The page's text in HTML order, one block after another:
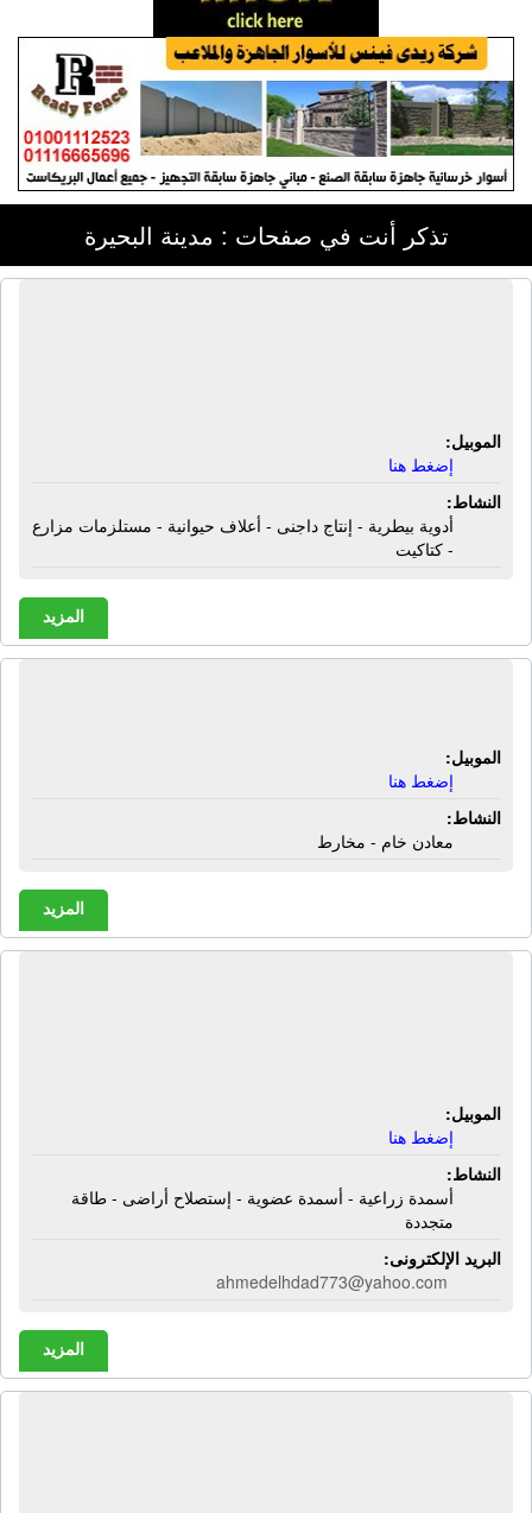
تذكر أنت في صفحات : مدينة البحيرة
الموبيل:
إضغط هنا
النشاط:
أدوية بيطرية - إنتاج داجنى - أعلاف حيوانية - مستلزمات مزارع
- كتاكيت
المزيد
الموبيل:
إضغط هنا
النشاط:
معادن خام - مخارط
المزيد
الموبيل:
إضغط هنا
النشاط:
أسمدة زراعية - أسمدة عضوية - إستصلاح أراضى - طاقة
متجددة
البريد الإلكترونى:
ahmedelhdad773@yahoo.com
المزيد